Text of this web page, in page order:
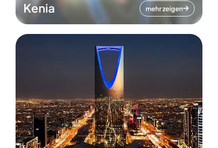
Kenia mehr zeigen